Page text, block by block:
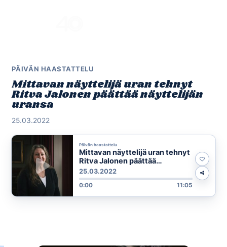
PÄIVÄN HAASTATTELU
Mittavan näyttelijä uran tehnyt
Ritva Jalonen päättää näyttelijän
uransa
25.03.2022
Päivän haastattelu
Mittavan näyttelijä uran tehnyt
Ritva Jalonen päättää
näyttelijän uransa
25.03.2022
0:00 11:05